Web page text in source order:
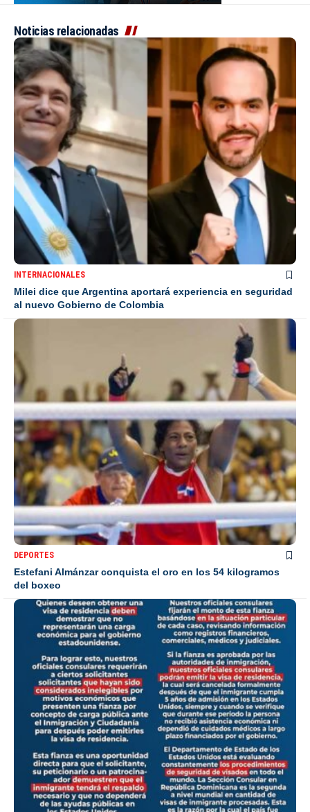
Noticias relacionadas
INTERNACIONALES
Milei dice que Argentina aportará experiencia en seguridad
al nuevo Gobierno de Colombia
DEPORTES
Estefani Almánzar conquista el oro en los 54 kilogramos
del boxeo